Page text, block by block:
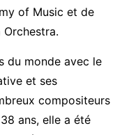
of Music et de
Orchestra.
du monde avec le
et ses
compositeurs
ans, elle a été